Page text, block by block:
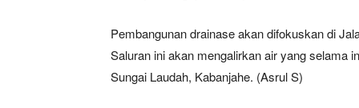
Pembangunan drainase akan difokuskan di
Saluran ini akan mengalirkan air yang selama
Sungai Laudah, Kabanjahe. (Asrul S)